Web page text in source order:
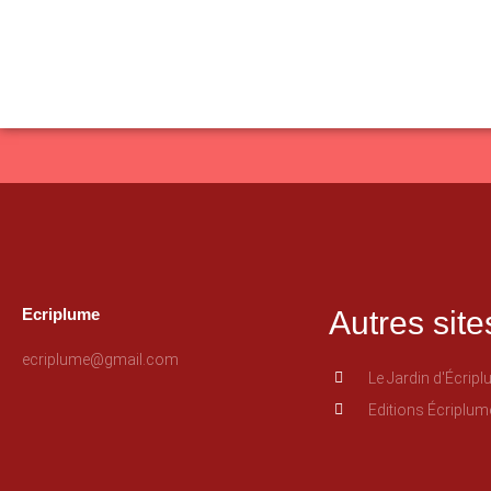
Ecriplume
ecriplume@gmail.com
Autres
Le Jardin
Editions